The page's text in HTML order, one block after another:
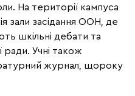
На території кампуса
зали засідання ООН, де
шкільні дебати та
Учні також
журнал, щороку